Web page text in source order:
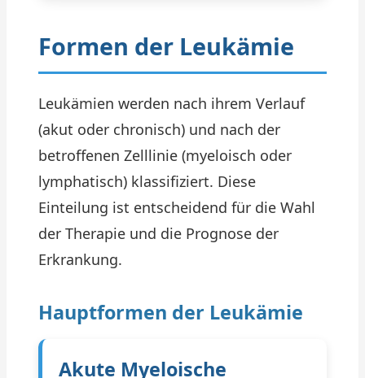
Formen der Leukämie
Leukämien werden nach ihrem Verlauf
(akut oder chronisch) und nach der
betroffenen Zelllinie (myeloisch oder
lymphatisch) klassifiziert. Diese
Einteilung ist entscheidend für die Wahl
der Therapie und die Prognose der
Erkrankung.
Hauptformen der Leukämie
Akute Myeloische